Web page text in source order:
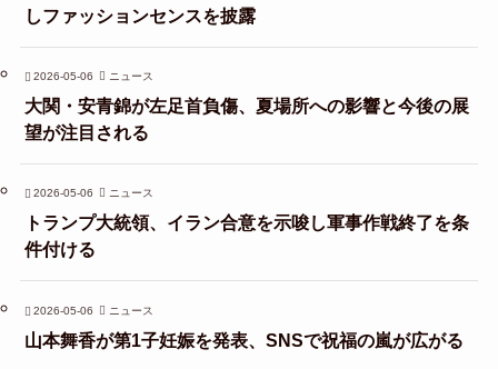
しファッションセンスを披露
2026-05-06 ニュース
大関・安青錦が左足首負傷、夏場所への影響と今後の展
望が注目される
2026-05-06 ニュース
トランプ大統領、イラン合意を示唆し軍事作戦終了を条
件付ける
2026-05-06 ニュース
山本舞香が第1子妊娠を発表、SNSで祝福の嵐が広がる